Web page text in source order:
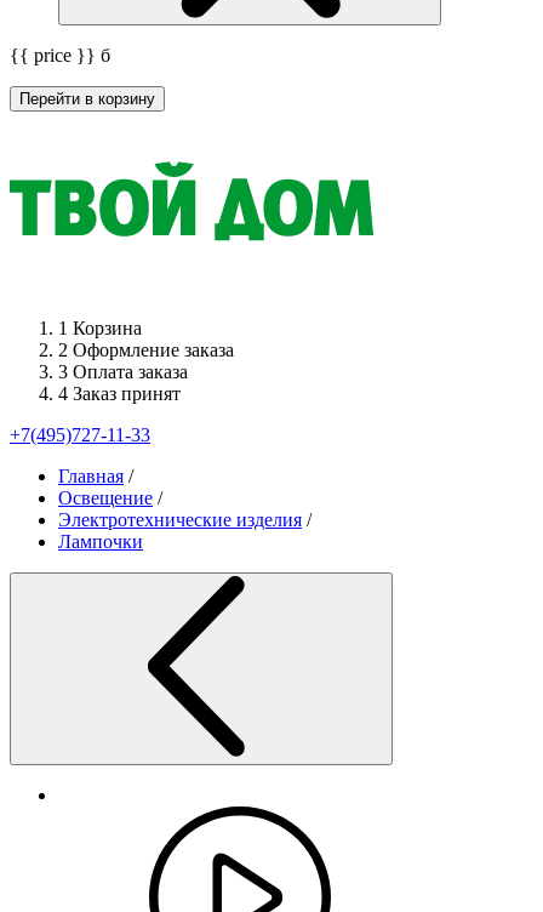
{{ price }} б
Перейти в корзину
1 Корзина
2 Оформление заказа
3 Оплата заказа
4 Заказ принят
+7(495)727-11-33
Главная /
Освещение /
Электротехнические изделия /
Лампочки